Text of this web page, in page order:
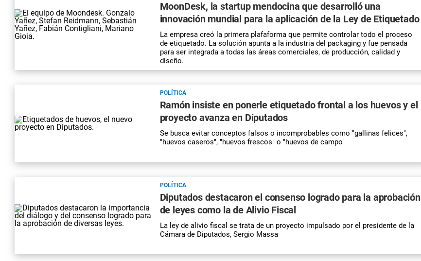
MoonDesk, la startup mendocina que desarrolló una
innovación mundial para la aplicación de la Ley de Etiquetado
La empresa creó la primera plafaforma que permite controlar todo el proceso
de etiquetado. La solución apunta a la industria del packaging y fue pensada
para ser integrada a todas las áreas comerciales, de producción, calidad y
diseño.
POLÍTICA
Ramón insiste en ponerle etiquetado frontal a los huevos y el
proyecto avanza en Diputados
Se busca evitar conceptos falsos o incomprobables como "gallinas felices",
"huevos caseros", "huevos frescos" o "huevos de campo"
POLÍTICA
Diputados destacaron el consenso logrado para la aprobación
de leyes como la de Alivio Fiscal
La ley de alivio fiscal se trata de un proyecto impulsado por el presidente de la
Cámara de Diputados, Sergio Massa